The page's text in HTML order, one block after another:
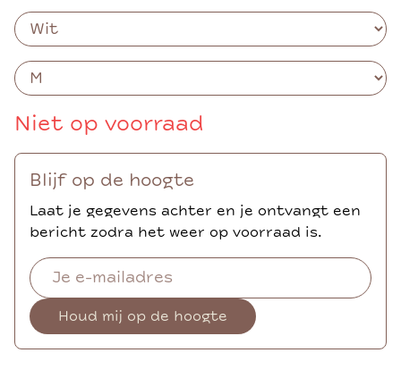
Niet op voorraad
Blijf op de hoogte
Laat je gegevens achter en je ontvangt een
bericht zodra het weer op voorraad is.
Houd mij op de hoogte